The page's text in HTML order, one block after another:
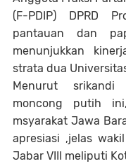
(F-PDIP) DPRD
pantauan dan
menunjukkan
strata dua
Menurut srikandi
moncong putih
msyarakat Jawa
apresiasi ,jelas
Jabar VIII meliputi